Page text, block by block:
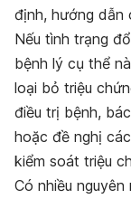
định, hướng dẫn
Nếu tình trạng
bệnh lý cụ thể
loại bỏ triệu
điều trị bệnh,
hoặc đề nghị
kiểm soát triệu
Có nhiều